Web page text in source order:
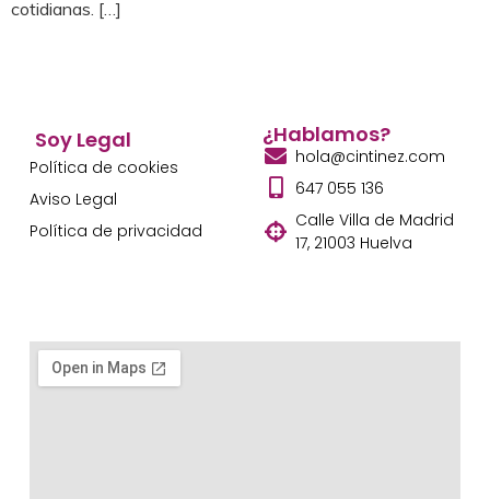
cotidianas. […]
Soy Legal
Política de cookies
Aviso Legal
Política de privacidad
¿Hablamos?
hola@cintinez.com
647 055 136
Calle Villa de Madrid
17, 21003 Huelva